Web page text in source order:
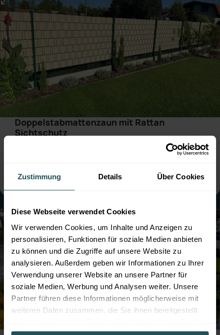
Zustimmung Details Über Cookies
Diese Webseite verwendet Cookies
Wir verwenden Cookies, um Inhalte und Anzeigen zu
personalisieren, Funktionen für soziale Medien anbieten
zu können und die Zugriffe auf unsere Website zu
analysieren. Außerdem geben wir Informationen zu Ihrer
Verwendung unserer Website an unsere Partner für
soziale Medien, Werbung und Analysen weiter. Unsere
Partner führen diese Informationen möglicherweise mit
weiteren Daten zusammen, die Sie ihnen bereitgestellt
gesammelt haben.
Doppelstabmattenzaun mit Rattan
Sichtschutz
● mit Sichtschutz
● Steher: Standard